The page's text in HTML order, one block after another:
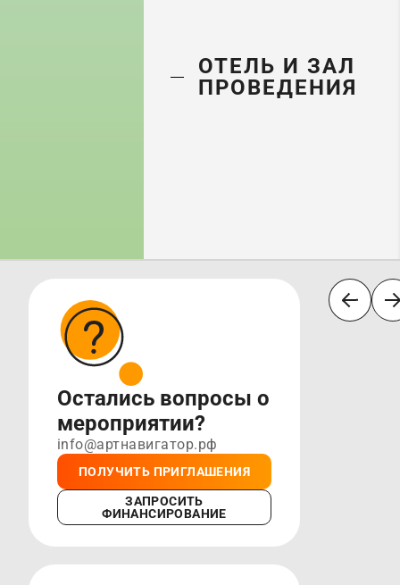
ОТЕЛЬ И ЗАЛ
ПРОВЕДЕНИЯ
Остались вопросы о
мероприятии?
info@артнавигатор.рф
ПОЛУЧИТЬ ПРИГЛАШЕНИЯ
ЗАПРОСИТЬ
ФИНАНСИРОВАНИЕ